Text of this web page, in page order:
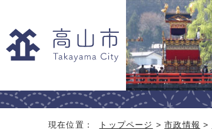
現在位置： トップページ >市政情報 >